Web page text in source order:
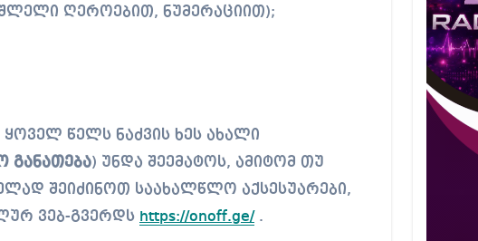
ღეროებით, ნუმერაციით);
წელს ნაძვის ხეს ახალი
განათება) უნდა შეემატოს, ამიტომ თუ
შეიძინოთ საახალწლო აქსესუარები,
ვებ-გვერდს https://onoff.ge/ .